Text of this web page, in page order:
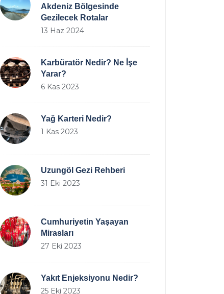
Akdeniz Bölgesinde
Gezilecek Rotalar
13 Haz 2024
Karbüratör Nedir? Ne İşe
Yarar?
6 Kas 2023
Yağ Karteri Nedir?
1 Kas 2023
Uzungöl Gezi Rehberi
31 Eki 2023
Cumhuriyetin Yaşayan
Mirasları
27 Eki 2023
Yakıt Enjeksiyonu Nedir?
25 Eki 2023